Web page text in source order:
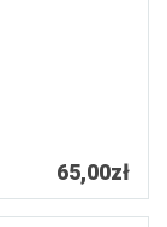
65,00zł